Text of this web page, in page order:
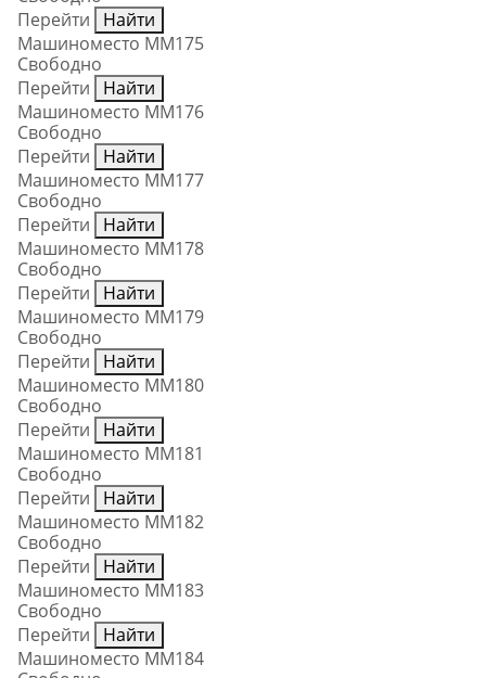
Перейти
Найти
Машиноместо ММ175
Свободно
Перейти
Найти
Машиноместо ММ176
Свободно
Перейти
Найти
Машиноместо ММ177
Свободно
Перейти
Найти
Машиноместо ММ178
Свободно
Перейти
Найти
Машиноместо ММ179
Свободно
Перейти
Найти
Машиноместо ММ180
Свободно
Перейти
Найти
Машиноместо ММ181
Свободно
Перейти
Найти
Машиноместо ММ182
Свободно
Перейти
Найти
Машиноместо ММ183
Свободно
Перейти
Найти
Машиноместо ММ184